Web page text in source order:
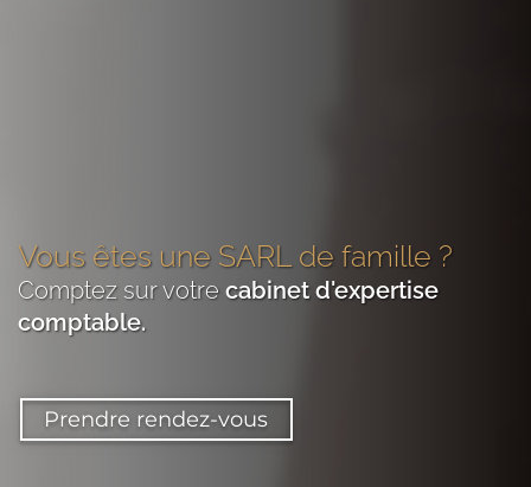
Vous êtes une SARL de famille ?
Comptez sur votre cabinet d'expertise
comptable.
Prendre rendez-vous